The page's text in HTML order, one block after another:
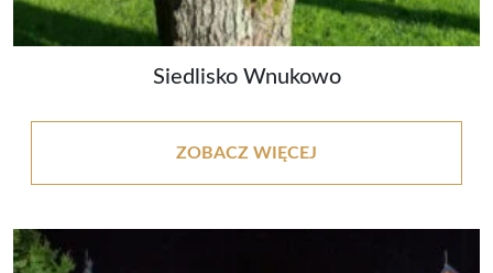
Siedlisko Wnukowo
ZOBACZ WIĘCEJ